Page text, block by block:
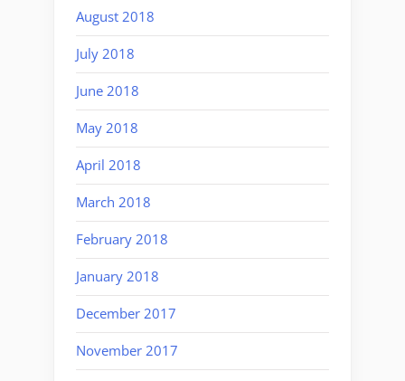
August 2018
July 2018
June 2018
May 2018
April 2018
March 2018
February 2018
January 2018
December 2017
November 2017